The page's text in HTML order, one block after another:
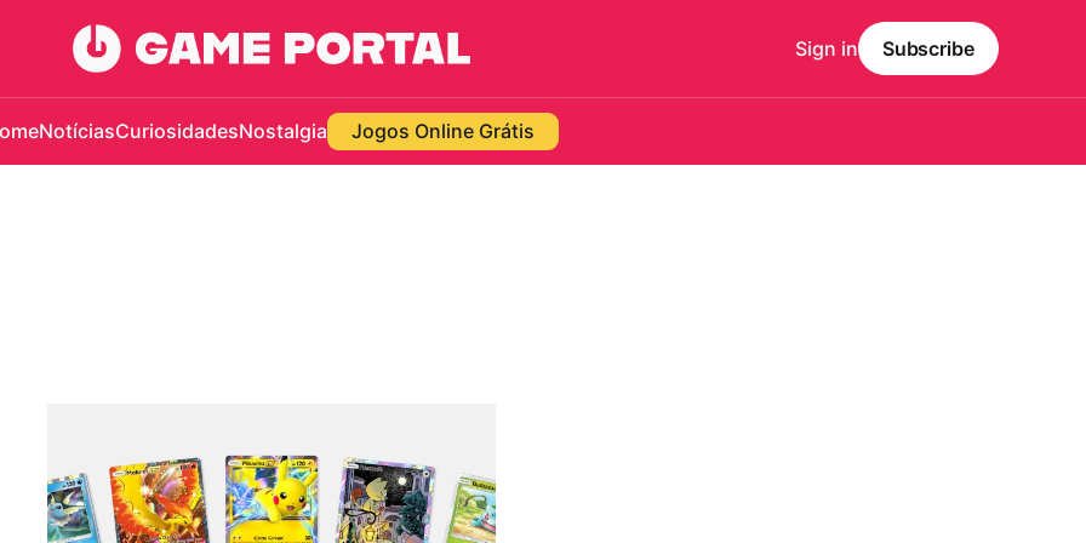
NotíciasCuriosidadesNostalgia Jogos Online Grátis
Sign in Subscribe